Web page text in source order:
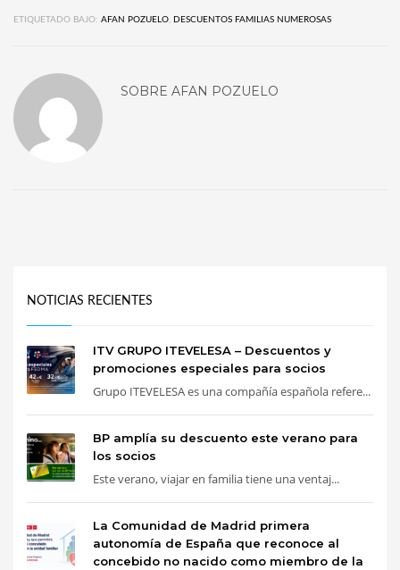
ETIQUETADO BAJO: AFAN POZUELO, DESCUENTOS FAMILIAS NUMEROSAS
SOBRE AFAN POZUELO
NOTICIAS RECIENTES
ITV GRUPO ITEVELESA – Descuentos y
promociones especiales para socios
Grupo ITEVELESA es una compañía española refere...
BP amplía su descuento este verano para
los socios
Este verano, viajar en familia tiene una ventaj...
La Comunidad de Madrid primera
autonomía de España que reconoce al
concebido no nacido como miembro de la